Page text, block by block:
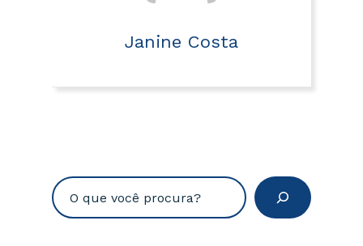
Janine Costa
Pesquisar